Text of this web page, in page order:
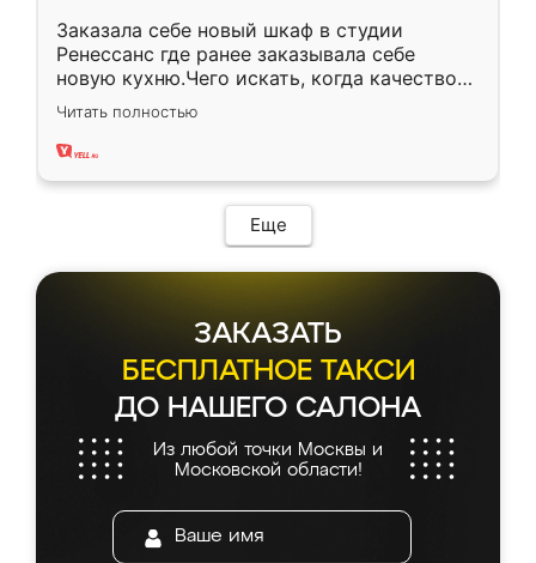
Заказала себе новый шкаф в студии
Ренессанс где ранее заказывала себе
новую кухню.Чего искать, когда качеством
вполне довольна. Служит кухня уже почти
два года, нареканий нет.
Читать полностью
Еще
ЗАКАЗАТЬ
БЕСПЛАТНОЕ ТАКСИ
ДО НАШЕГО САЛОНА
Из любой точки Москвы и
Московской области!